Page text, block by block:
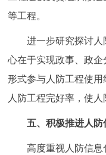
等工程。
进一步研究探讨人
心在于实现政事、政
形式参与人防工程使
人防工程完好率，使
五、积极推进人防
高度重视人防信息化